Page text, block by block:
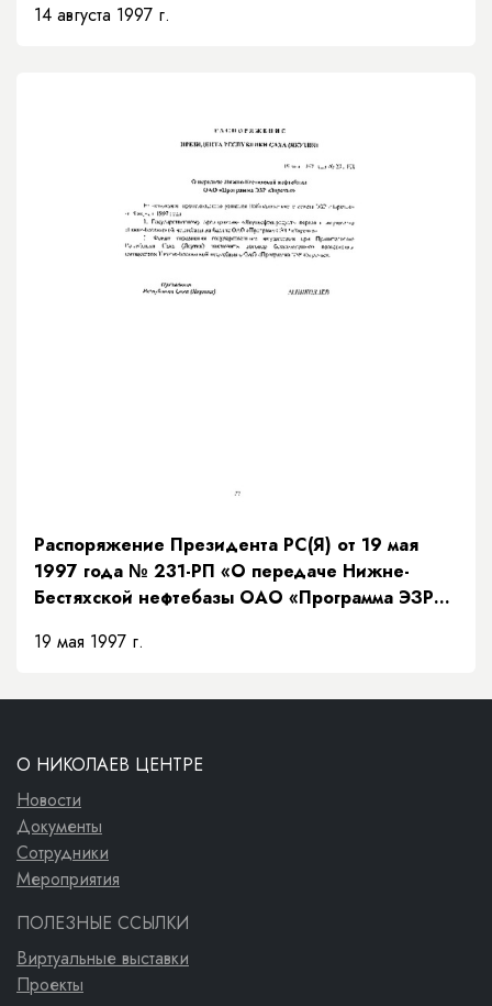
14 августа 1997 г.
Распоряжение Президента РС(Я) от 19 мая
1997 года № 231-РП «О передаче Нижне-
Бестяхской нефтебазы ОАО «Программа ЭЗР
19 мая 1997 г.
О НИКОЛАЕВ ЦЕНТРЕ
Новости
Документы
Сотрудники
Мероприятия
ПОЛЕЗНЫЕ ССЫЛКИ
Виртуальные выставки
Проекты